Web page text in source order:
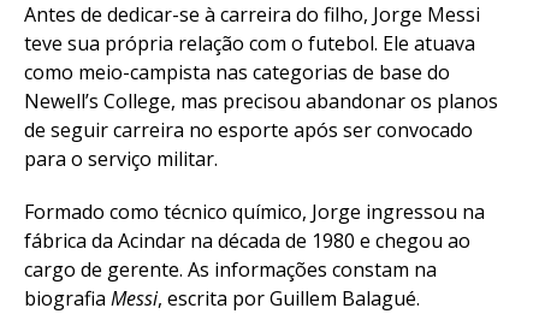
Antes de dedicar-se à carreira do filho, Jorge Messi
teve sua própria relação com o futebol. Ele atuava
como meio-campista nas categorias de base do
Newell’s College, mas precisou abandonar os planos
de seguir carreira no esporte após ser convocado
para o serviço militar.
Formado como técnico químico, Jorge ingressou na
fábrica da Acindar na década de 1980 e chegou ao
cargo de gerente. As informações constam na
biografia Messi, escrita por Guillem Balagué.